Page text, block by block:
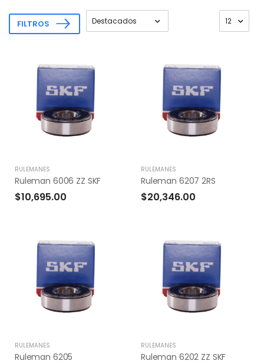
FILTROS
RULEMANES
Ruleman 6006 ZZ SKF
$10,695.00
RULEMANES
Ruleman 6207 2RS
$20,346.00
RULEMANES
Ruleman 6205
RULEMANES
Ruleman 6202 ZZ SKF